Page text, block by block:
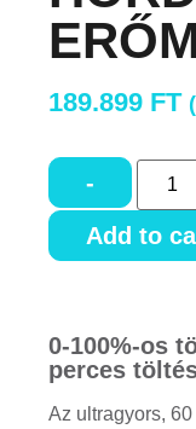
189.899 FT
-
Add to
0-100%-os
perces
Az ultragyors,